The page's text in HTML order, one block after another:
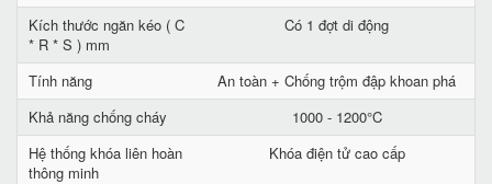
Kích thước ngăn kéo ( C
* R * S ) mm
Có 1 đợt di động
Tính năng
An toàn + Chống trộm đập khoan phá
Khả năng chống cháy
1000 - 1200°C
Hệ thống khóa liên hoàn
thông minh
Khóa điện tử cao cấp